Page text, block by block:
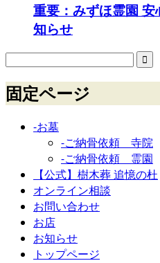
重要：みずほ霊園
知らせ
固定ページ
-お墓
-ご納骨依頼 寺院
-ご納骨依頼 霊園
【公式】樹木葬 追憶の杜
オンライン相談
お問い合わせ
お店
お知らせ
トップページ